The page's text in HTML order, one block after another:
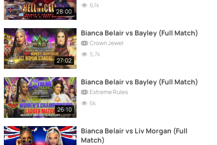
28:00
6,1k
27:02
Bianca Belair vs Bayley (Full Match)
Crown Jewel
5,7k
26:10
Bianca Belair vs Bayley (Full Match)
Extreme Rules
6k
Bianca Belair vs Liv Morgan (Full
Match)